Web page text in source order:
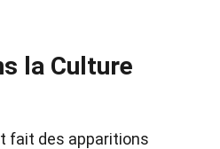
la Culture
fait des apparitions